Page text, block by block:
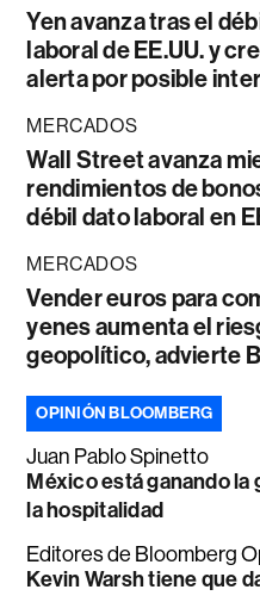
Yen avanza tras el
laboral de EE.UU. y
alerta por posible
MERCADOS
Wall Street avanza
rendimientos de
débil dato laboral en
MERCADOS
Vender euros para
yenes aumenta el
geopolítico, advierte
OPINIÓN BLOOMBERG
Juan Pablo Spinetto
México está ganando la
la hospitalidad
Editores de Bloomberg
Kevin Warsh tiene que